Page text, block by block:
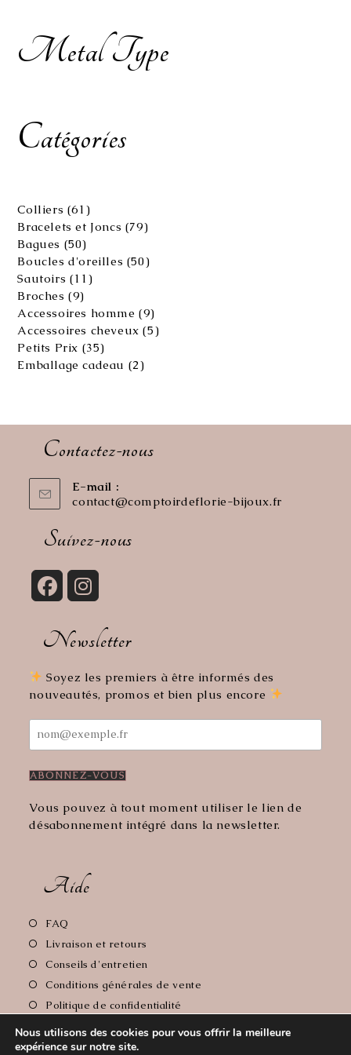
Metal Type
Catégories
Colliers 61 61
produits
Bracelets et Joncs 7979
Bagues 5050
produits
Boucles d'oreilles 5050
Sautoirs 11 11
Broches 99
produits
Accessoires homme 99
produits
Accessoires cheveux 55
Petits Prix 3535
produits
Emballage cadeau 22
Contactez-nous
E-mail :
contact@comptoirdeflorie-bijoux.frS’ouvre
Suivez-nous
un
onglet
un
onglet
Newsletter
Soyez les premiers à être informés des
nouveautés, promos et bien plus encore
Vous pouvez à tout moment utiliser le lien de
désabonnement intégré dans la newsletter.
Aide
FAQ
dans
nouvel
onglet
Livraison et retours
nouvel
onglet
Conseils d'entretien
dans
nouvel
onglet
Conditions générales de vente
un
nouvel
Politique de confidentialité
un
Mentions Légales
dans
Nous utilisons des cookies pour vous offrir la meilleure
expérience sur notre site.